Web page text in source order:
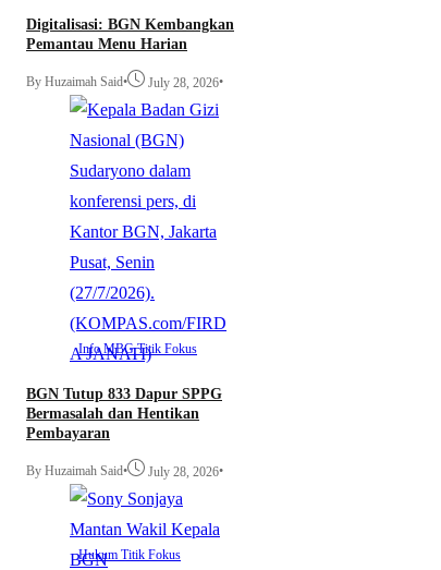
Digitalisasi: BGN Kembangkan
Pemantau Menu Harian
By Huzaimah Said• July 28, 2026•
Info MBGTitik Fokus
BGN Tutup 833 Dapur SPPG
Bermasalah dan Hentikan
Pembayaran
By Huzaimah Said• July 28, 2026•
Hukum Titik Fokus